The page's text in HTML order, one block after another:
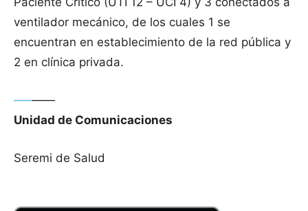
ventilador mecánico, de los cuales 1 se
encuentran en establecimiento de la red pública y
2 en clínica privada.
—–——
Unidad de Comunicaciones
Seremi de Salud